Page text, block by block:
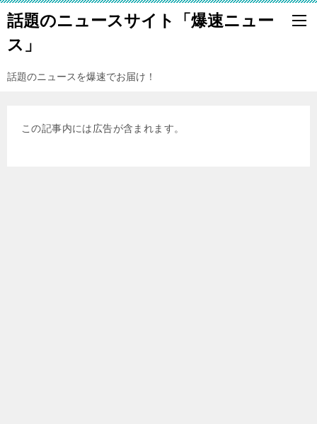
話題のニュースサイト「爆速ニュー
ス」
話題のニュースを爆速でお届け！
この記事内には広告が含まれます。